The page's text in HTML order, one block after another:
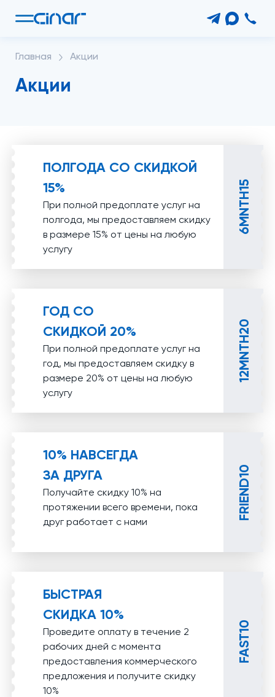
Главная Акции
Акции
ПОЛГОДА СО СКИДКОЙ
15%
При полной предоплате услуг на
полгода, мы предоставляем скидку
в размере 15% от цены на любую
услугу
6MNTH15
ГОД СО
СКИДКОЙ 20%
При полной предоплате услуг на
год, мы предоставляем скидку в
размере 20% от цены на любую
услугу
12MNTH20
10% НАВСЕГДА
ЗА ДРУГА
Получайте скидку 10% на
протяжении всего времени, пока
друг работает с нами
FRIEND10
БЫСТРАЯ
СКИДКА 10%
Проведите оплату в течение 2
рабочих дней с момента
предоставления коммерческого
предложения и получите скидку
10%
FAST10